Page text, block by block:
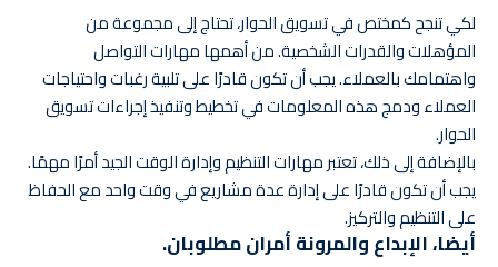
لكي تنجح كمختص في تسويق الحوار، تحتاج إلى مجموعة من
المؤهلات والقدرات الشخصية. من أهمها مهارات التواصل
واهتمامك بالعملاء. يجب أن تكون قادرًا على تلبية رغبات واحتياجات
العملاء ودمج هذه المعلومات في تخطيط وتنفيذ إجراءات تسويق
الحوار.
بالإضافة إلى ذلك، تعتبر مهارات التنظيم وإدارة الوقت الجيد أمرًا مهمًا.
يجب أن تكون قادرًا على إدارة عدة مشاريع في وقت واحد مع الحفاظ
على التنظيم والتركيز.
أيضا، الإبداع والمرونة أمران مطلوبان.